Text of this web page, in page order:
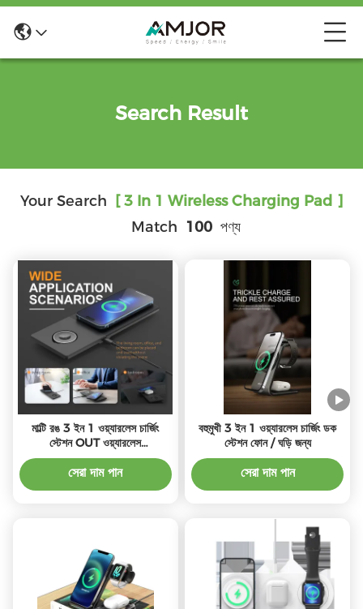
Search Result
Your Search [ 3 In 1 Wireless Charging Pad ]
Match 100পণ্য
মাল্টি রঙ 3 ইন 1 ওয়্যারলেস চার্জিং
স্টেশন OUT ওয়্যারলেস
5W/7.5W/10W/15W
সেরা দাম পান
বহুমুখী 3 ইন 1 ওয়্যারলেস চার্জিং ডক
স্টেশন ফোন / ঘড়ি জন্য
সেরা দাম পান